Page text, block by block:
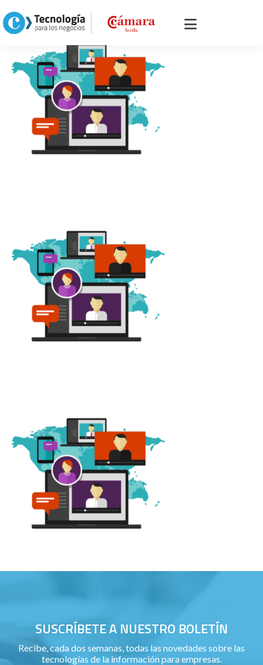
SUSCRÍBETE A NUESTRO BOLETÍN
Recibe, cada dos semanas, todas las novedades sobre las
tecnologías de la información para empresas.